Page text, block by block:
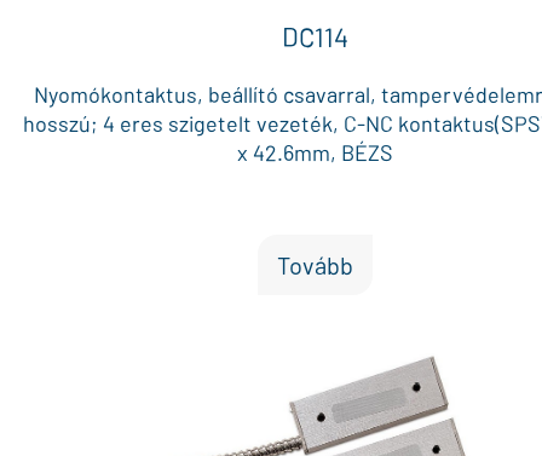
DC114
Nyomókontaktus, beállító csavarral,
hosszú; 4 eres szigetelt vezeték, C-NC
x 42.6mm, BÉZS
Tovább